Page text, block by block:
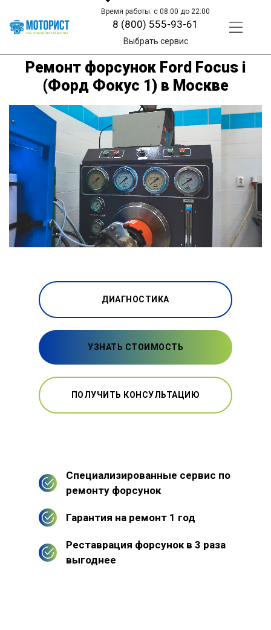
Время работы: с 08:00 до 22:00
8 (800) 555-93-61
Выбрать сервис
Ремонт форсунок Ford Focus i
(Форд Фокус 1) в Москве
ДИАГНОСТИКА
УЗНАТЬ СТОИМОСТЬ
ПОЛУЧИТЬ КОНСУЛЬТАЦИЮ
Специализированные сервис по
ремонту форсунок
Гарантия на ремонт 1 год
Реставрация форсунок в 3 раза
выгоднее